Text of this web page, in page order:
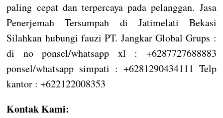
paling cepat dan terpercaya pada pelanggan. Jasa
Penerjemah Tersumpah di Jatimelati Bekasi
Silahkan hubungi fauzi PT. Jangkar Global Grups :
di no ponsel/whatsapp xl : +6287727688883
ponsel/whatsapp simpati : +6281290434111 Telp
kantor : +622122008353
Kontak Kami: